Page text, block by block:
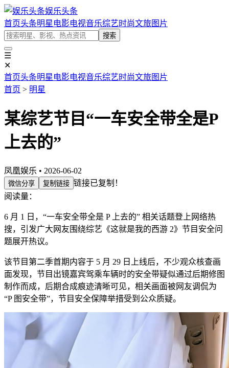
娱乐头条
首页头条明星 电影电视音乐综艺时尚文旅图片
搜索
☰
✕
首页头条明星 电影电视音乐综艺时尚文旅图片
首页 > 明星
某综艺节目“一车安全带全是P
上去的”
凤凰娱乐 • 2026-06-02
微信分享 复制链接 链接已复制！
阅读量：
6 月 1 日，“一车安全带全是 P 上去的” 相关话题登上网络热
搜，引发广大网友围绕综艺《这就是我的西游 2》节目安全问
题展开热议。
该节目第二季首期内容于 5 月 29 日上线后，不少观众核查画
面发现，节目出镜嘉宾驾乘车辆时的安全带疑似通过后期修图
制作而成，后期合成痕迹清晰可见，相关画面被网友调侃为
“P 图安全带”，节目安全保障举措受到公众质疑。